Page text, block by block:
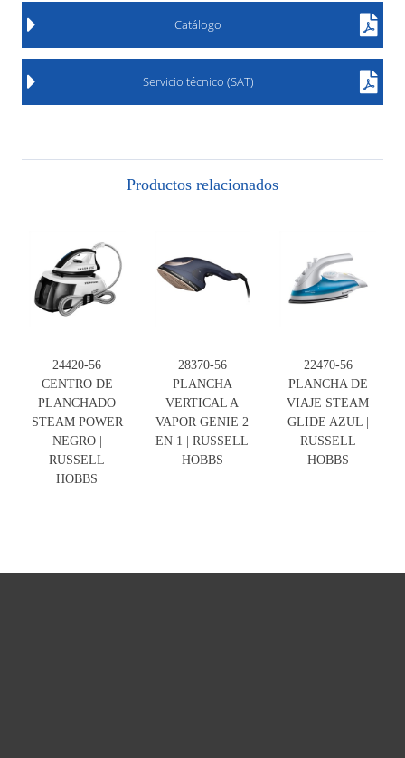
Catálogo
Servicio técnico (SAT)
Productos relacionados
24420-56
CENTRO DE
PLANCHADO
STEAM POWER
NEGRO |
RUSSELL
HOBBS
28370-56
PLANCHA
VERTICAL A
VAPOR GENIE 2
EN 1 | RUSSELL
HOBBS
22470-56
PLANCHA DE
VIAJE STEAM
GLIDE AZUL |
RUSSELL
HOBBS